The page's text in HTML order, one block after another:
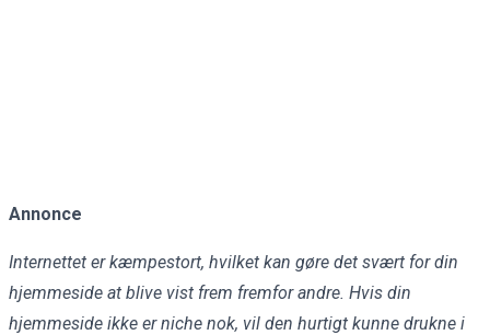
Annonce
Internettet er kæmpestort, hvilket kan gøre det svært for din
hjemmeside at blive vist frem fremfor andre. Hvis din
hjemmeside ikke er niche nok, vil den hurtigt kunne drukne i